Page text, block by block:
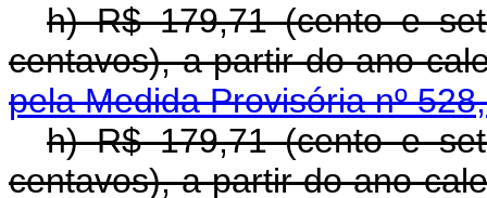
h) R$ 179,71 (cento e
centavos), a partir do
pela Medida Provisória nº
h) R$ 179,71 (cento e
centavos), a partir do